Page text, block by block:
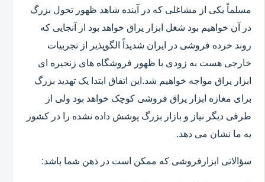
مسلماً یکی از مشاغلی که در آینده شاهد ظهور تحول بزرگ
در آن خواهیم بود شغل ابزار یراق خواهد بود از آنجایی که
روند خرده فروشی در ایران شدیداً الگوپذیر از تجربیات
خارجی هست به زودی با ظهور فروشگاه های زنجیره ای
ابزار یراق مواجه خواهیم شد.این اتفاق ابتدا یک تهدید بزرگ
برای مغازه ابزار یراق فروشی کوچک خواهد بود ولی از
طرفی دیگر نیاز و بازار بزرگ پوشش داده نشده را در کشور
به ما نشان می دهد.
سؤالاتی ابزارفروشی که ممکن است در ذهن شما باشد: